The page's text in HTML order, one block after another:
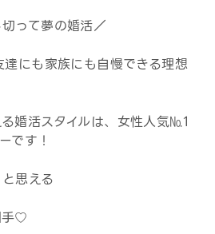
って夢の婚活／
にも家族にも自慢できる理想
婚活スタイルは、女性人気№1
です！
思える
手♡